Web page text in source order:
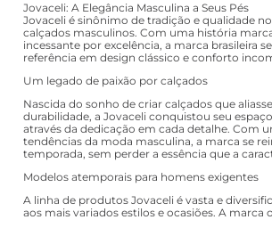
Jovaceli: A Elegância Masculina a Seus Pés
Jovaceli é sinônimo de tradição e qualidade
calçados masculinos. Com uma história
incessante por excelência, a marca brasileira
referência em design clássico e conforto
Um legado de paixão por calçados
Nascida do sonho de criar calçados que
durabilidade, a Jovaceli conquistou seu
através da dedicação em cada detalhe. Com
tendências da moda masculina, a marca se
temporada, sem perder a essência que a
Modelos atemporais para homens exigentes
A linha de produtos Jovaceli é vasta e
aos mais variados estilos e ocasiões. A marca